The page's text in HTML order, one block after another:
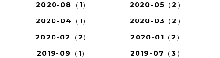
2020-08（1）
2020-05（2）
2020-04（1）
2020-03（2）
2020-02（2）
2020-01（2）
2019-09（1）
2019-07（3）